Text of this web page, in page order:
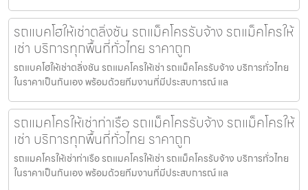
รถแบคโฮให้เช่าตลิ่งชัน รถแม็คโครรับจ้าง รถแม็คโครให้
เช่า บริการทุกพื้นที่ทั่วไทย ราคาถูก
รถแบคโฮให้เช่าตลิ่งชัน รถแมคโครให้เช่า รถแม็คโครรับจ้าง บริการทั่วไทย
ในราคาเป็นกันเอง พร้อมด้วยทีมงานที่มีประสบการณ์ แล
รถแมคโครให้เช่าท่าเรือ รถแม็คโครรับจ้าง รถแม็คโครให้
เช่า บริการทุกพื้นที่ทั่วไทย ราคาถูก
รถแมคโครให้เช่าท่าเรือ รถแมคโครให้เช่า รถแม็คโครรับจ้าง บริการทั่วไทย
ในราคาเป็นกันเอง พร้อมด้วยทีมงานที่มีประสบการณ์ แล